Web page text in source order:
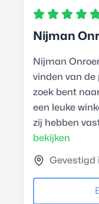
Nijman
Nijman
vinden van de
zoek bent
een leuke
zij hebben
bekijken
Gevestigd